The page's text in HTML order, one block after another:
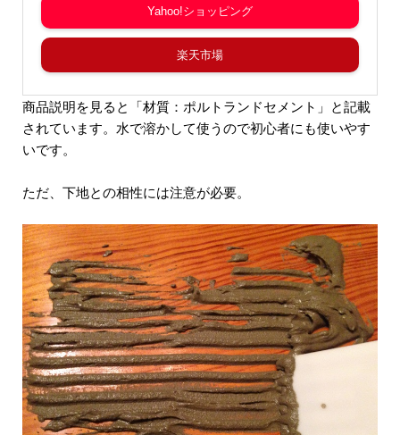
Yahoo!ショッピング
楽天市場
商品説明を見ると「材質：ポルトランドセメント」と記載
されています。水で溶かして使うので初心者にも使いやす
いです。
ただ、下地との相性には注意が必要。